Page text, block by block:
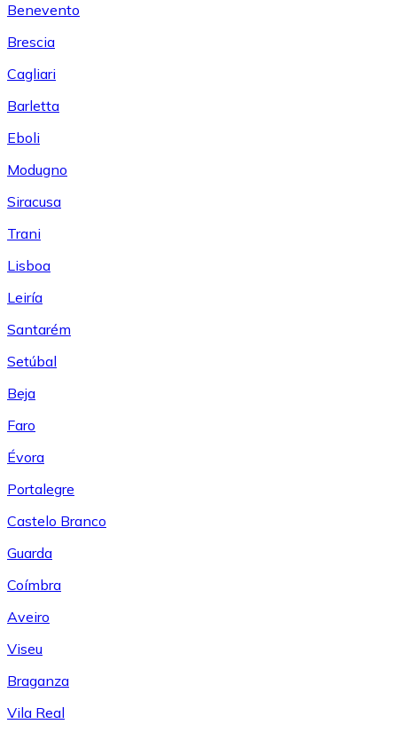
Benevento
Brescia
Cagliari
Barletta
Eboli
Modugno
Siracusa
Trani
Lisboa
Leiría
Santarém
Setúbal
Beja
Faro
Évora
Portalegre
Castelo Branco
Guarda
Coímbra
Aveiro
Viseu
Braganza
Vila Real